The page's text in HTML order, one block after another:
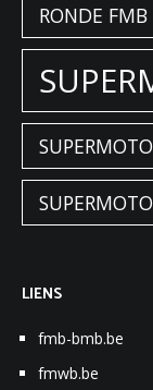
RONDE
LIENS
fmb-bmb.be
fmwb.be